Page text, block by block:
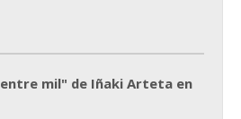
mil" de Iñaki Arteta en